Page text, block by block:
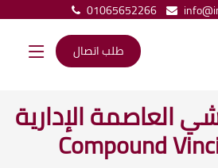
01065652266
طلب اتصال
العاصمة الإدارية
Compound